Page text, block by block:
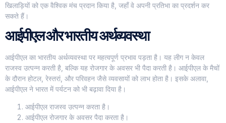
खिलाड़ियों को एक वैश्विक मंच प्रदान किया है, जहाँ वे अपनी प्रतिभा का प्रदर्शन कर
सकते हैं।
आईपीएल और भारतीय अर्थव्यवस्था
आईपीएल का भारतीय अर्थव्यवस्था पर महत्वपूर्ण प्रभाव पड़ता है। यह लीग न केवल
राजस्व उत्पन्न करती है, बल्कि यह रोजगार के अवसर भी पैदा करती है। आईपीएल के मैचों
के दौरान होटल, रेस्तरां, और परिवहन जैसे व्यवसायों को लाभ होता है। इसके अलावा,
आईपीएल ने भारत में पर्यटन को भी बढ़ावा दिया है।
आईपीएल राजस्व उत्पन्न करता है।
आईपीएल रोजगार के अवसर पैदा करता है।